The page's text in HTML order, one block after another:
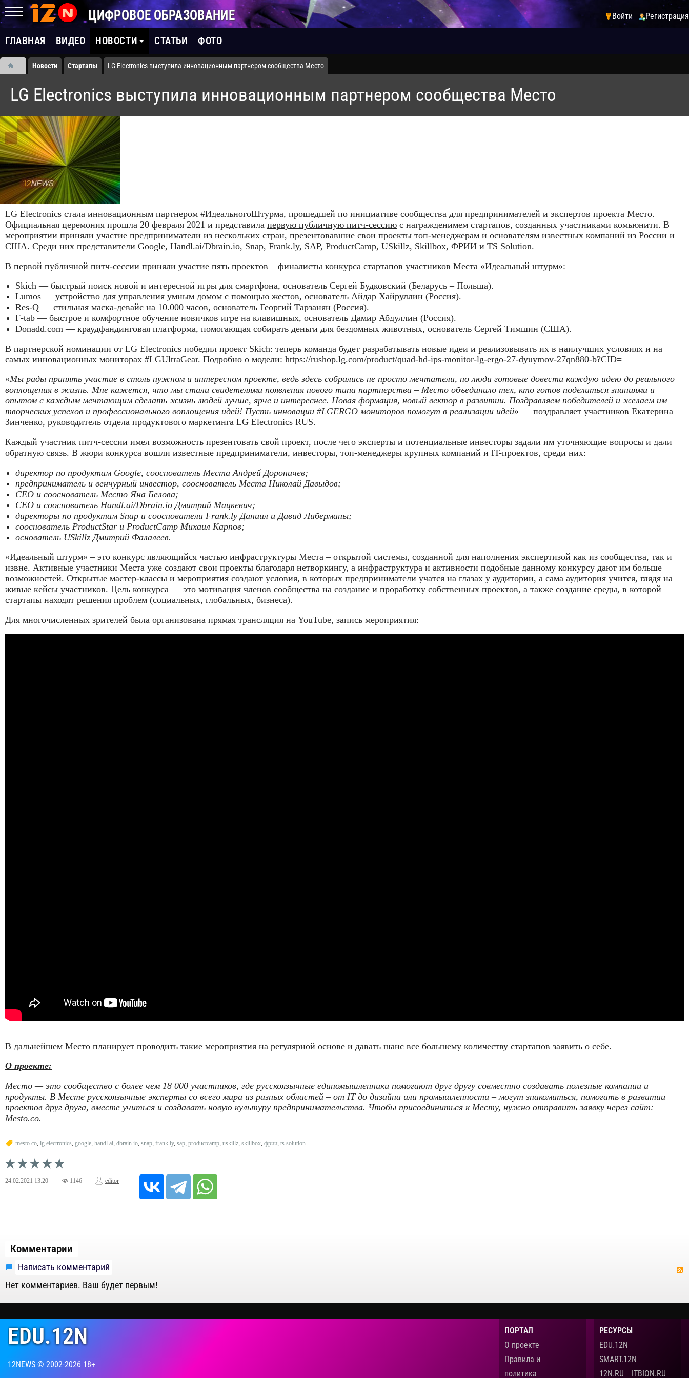
ЦИФРОВОЕ ОБРАЗОВАНИЕ Войти Регистрация
ГЛАВНАЯ ВИДЕО НОВОСТИ СТАТЬИ ФОТО
Новости Стартапы LG Electronics выступила инновационным партнером сообщества Место
LG Electronics выступила инновационным партнером сообщества Место
LG Electronics стала инновационным партнером #ИдеальногоШтурма, прошедшей по инициативе сообщества для предпринимателей и экспертов проекта Место.
Официальная церемония прошла 20 февраля 2021 и представила первую публичную питч-сессию с награжденимем стартапов, созданных участниками комьюнити. В
мероприятии приняли участие предприниматели из нескольких стран, презентовавшие свои проекты топ-менеджерам и основателям известных компаний из России и
США. Среди них представители Google, Handl.ai/Dbrain.io, Snap, Frank.ly, SAP, ProductCamp, USkillz, Skillbox, ФРИИ и TS Solution.
В первой публичной питч-сессии приняли участие пять проектов – финалисты конкурса стартапов участников Места «Идеальный штурм»:
Skich — быстрый поиск новой и интересной игры для смартфона, основатель Сергей Будковский (Беларусь – Польша).
Lumos — устройство для управления умным домом с помощью жестов, основатель Айдар Хайруллин (Россия).
Res-Q — стильная маска-девайс на 10.000 часов, основатель Георгий Тарзанян (Россия).
F-tab — быстрое и комфортное обучение новичков игре на клавишных, основатель Дамир Абдуллин (Россия).
Donadd.com — краудфандинговая платформа, помогающая собирать деньги для бездомных животных, основатель Сергей Тимшин (США).
В партнерской номинации от LG Electronics победил проект Skich: теперь команда будет разрабатывать новые идеи и реализовывать их в наилучших условиях и на
самых инновационных мониторах #LGUltraGear. Подробно о модели: https://rushop.lg.com/product/quad-hd-ips-monitor-lg-ergo-27-dyuymov-27qn880-b?CID=
«Мы рады принять участие в столь нужном и интересном проекте, ведь здесь собрались не просто мечтатели, но люди готовые довести каждую идею до реального
воплощения в жизнь. Мне кажется, что мы стали свидетелями появления нового типа партнерства – Место объединило тех, кто готов поделиться знаниями и
опытом с каждым мечтающим сделать жизнь людей лучше, ярче и интереснее. Новая формация, новый вектор в развитии. Поздравляем победителей и желаем им
творческих успехов и профессионального воплощения идей! Пусть инновации #LGERGO мониторов помогут в реализации идей» — поздравляет участников Екатерина
Зинченко, руководитель отдела продуктового маркетинга LG Electronics RUS.
Каждый участник питч-сессии имел возможность презентовать свой проект, после чего эксперты и потенциальные инвесторы задали им уточняющие вопросы и дали
обратную связь. В жюри конкурса вошли известные предприниматели, инвесторы, топ-менеджеры крупных компаний и IT-проектов, среди них:
директор по продуктам Google, сооснователь Места Андрей Дороничев;
предприниматель и венчурный инвестор, сооснователь Места Николай Давыдов;
СЕО и сооснователь Место Яна Белова;
CEO и сооснователь Handl.ai/Dbrain.io Дмитрий Мацкевич;
директоры по продуктам Snap и сооснователи Frank.ly Даниил и Давид Либерманы;
сооснователь ProductStar и ProductCamp Михаил Карпов;
основатель USkillz Дмитрий Фалалеев.
«Идеальный штурм» – это конкурс являющийся частью инфраструктуры Места – открытой системы, созданной для наполнения экспертизой как из сообщества, так и
извне. Активные участники Места уже создают свои проекты благодаря нетворкингу, а инфраструктура и активности подобные данному конкурсу дают им больше
возможностей. Открытые мастер-классы и мероприятия создают условия, в которых предприниматели учатся на глазах у аудитории, а сама аудитория учится, глядя на
живые кейсы участников. Цель конкурса — это мотивация членов сообщества на создание и проработку собственных проектов, а также создание среды, в которой
стартапы находят решения проблем (социальных, глобальных, бизнеса).
Для многочисленных зрителей была организована прямая трансляция на YouTube, запись мероприятия:
В дальнейшем Место планирует проводить такие мероприятия на регулярной основе и давать шанс все большему количеству стартапов заявить о себе.
О проекте:
Место — это сообщество с более чем 18 000 участников, где русскоязычные единомышленники помогают друг другу совместно создавать полезные компании и
продукты. В Месте русскоязычные эксперты со всего мира из разных областей – от IT до дизайна или промышленности – могут знакомиться, помогать в развитии
проектов друг друга, вместе учиться и создавать новую культуру предпринимательства. Чтобы присоединиться к Месту, нужно отправить заявку через сайт:
Mesto.co.
mesto.co, lg electronics, google, handl.ai, dbrain.io, snap, frank.ly, sap, productcamp, uskillz, skillbox, фрии, ts solution
24.02.2021 13:20 1146 editor
Комментарии
Написать комментарий
Нет комментариев. Ваш будет первым!
EDU.12N
12NEWS © 2002-2026 18+
ПОРТАЛ
О проекте
Правила и
политика
РЕСУРСЫ
EDU.12N
SMART.12N
12N.RU
ITBION.RU